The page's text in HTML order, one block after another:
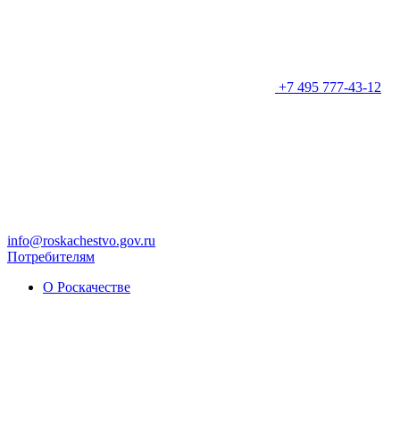
+7 495 777-43-12
info@roskachestvo.gov.ru
Потребителям
О Роскачестве